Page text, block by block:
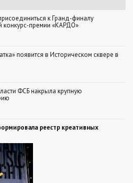
к Гранд-финалу
премии «КАРДО»
появится в Историческом сквере в
ФСБ накрыла крупную
реестр креативных